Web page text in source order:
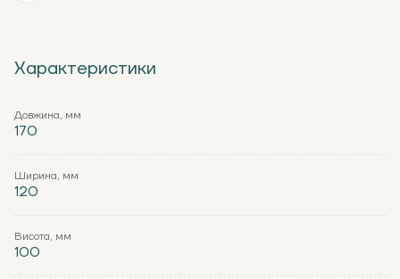
Характеристики
Довжина, мм
170
Ширина, мм
120
Висота, мм
100